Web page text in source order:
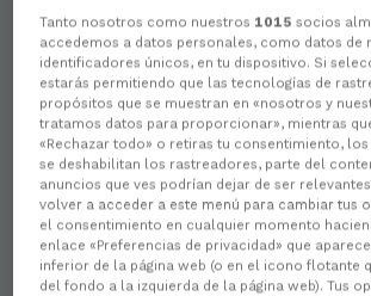
Tanto nosotros como nuestros 1015 socios
accedemos a datos personales, como datos de
identificadores únicos, en tu dispositivo. Si
estarás permitiendo que las tecnologías de
propósitos que se muestran en «nosotros y
tratamos datos para proporcionar», mientras
«Rechazar todo» o retiras tu consentimiento,
se deshabilitan los rastreadores, parte del
anuncios que ves podrían dejar de ser
volver a acceder a este menú para cambiar tus
el consentimiento en cualquier momento
enlace «Preferencias de privacidad» que
inferior de la página web (o en el icono flotante
del fondo a la izquierda de la página web). Tus